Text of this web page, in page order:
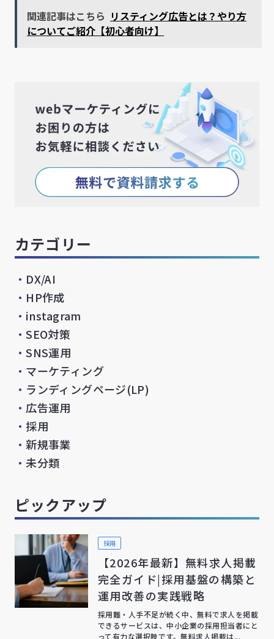
関連記事はこちら リスティング広告とは？やり方
についてご紹介【初心者向け】
カテゴリー
・ DX/AI
・ HP作成
・ instagram
・SEO対策
・SNS運用
・ マーケティング
・ ランディングページ(LP)
・広告運用
・採用
・新規事業
・未分類
ピックアップ
採用
【2026年最新】無料求人掲載
完全ガイド|採用基盤の構築と
運用改善の実践戦略
採用難・人手不足が続く中、無料で求人を掲載
できるサービスは、中小企業の採用担当者にと
って有力な選択肢です。無料求人掲載は...